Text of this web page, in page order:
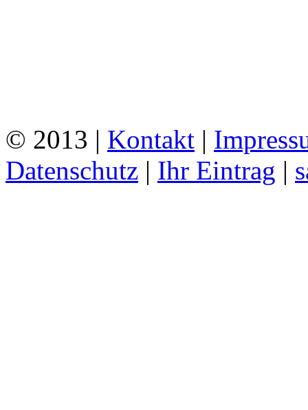
© 2013 | Kontakt |
Datenschutz | Ihr Eintrag |